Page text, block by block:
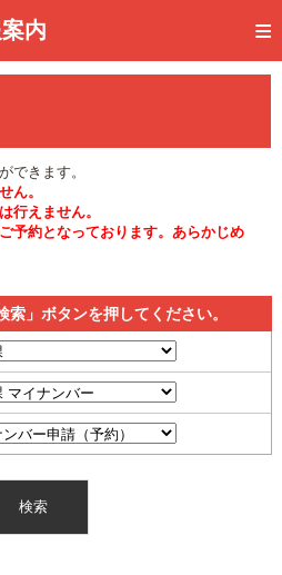
内
できます。
ん。
行えません。
予約となっております。あらかじめ
」ボタンを押してください。